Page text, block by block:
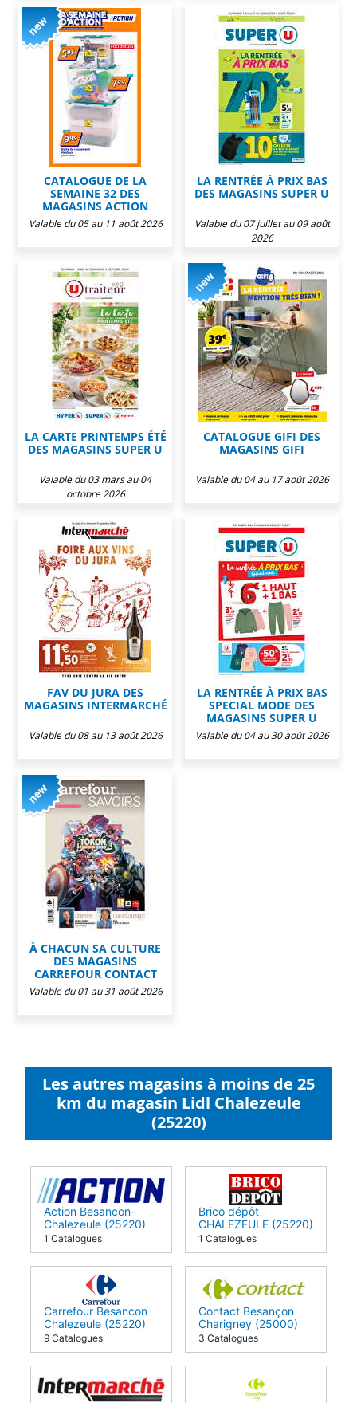
CATALOGUE DE LA
SEMAINE 32 DES
MAGASINS ACTION
Valable du 05 au 11 août 2026
LA RENTRÉE À PRIX BAS
DES MAGASINS SUPER U
Valable du 07 juillet au 09 août
2026
LA CARTE PRINTEMPS ÉTÉ
DES MAGASINS SUPER U
Valable du 03 mars au 04
octobre 2026
CATALOGUE GIFI DES
MAGASINS GIFI
Valable du 04 au 17 août 2026
FAV DU JURA DES
MAGASINS INTERMARCHÉ
Valable du 08 au 13 août 2026
LA RENTRÉE À PRIX BAS
SPECIAL MODE DES
MAGASINS SUPER U
Valable du 04 au 30 août 2026
À CHACUN SA CULTURE
DES MAGASINS
CARREFOUR CONTACT
Valable du 01 au 31 août 2026
Les autres magasins à moins de 25
km du magasin Lidl Chalezeule
(25220)
Action Besancon-
Chalezeule (25220)
1 Catalogues
Brico dépôt
CHALEZEULE (25220)
1 Catalogues
Carrefour Besancon
Chalezeule (25220)
9 Catalogues
Contact Besançon
Charigney (25000)
3 Catalogues